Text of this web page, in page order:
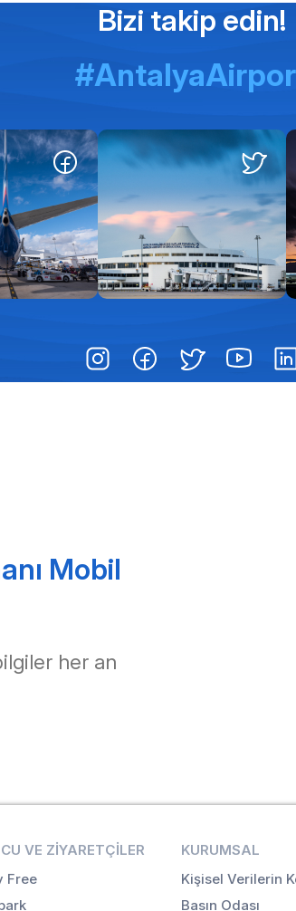
Bizi takip edin!
Mobil
her an
VE ZIYARETÇILER
Free
KURUMSAL
Kişisel Verilerin
Basın Odası